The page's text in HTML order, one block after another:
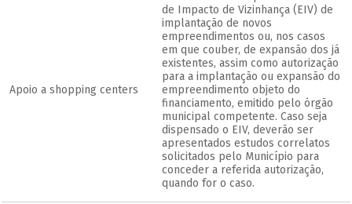
Apoio a shopping centers
de Impacto de Vizinhança (EIV) de
implantação de novos
empreendimentos ou, nos casos
em que couber, de expansão dos já
existentes, assim como autorização
para a implantação ou expansão do
empreendimento objeto do
financiamento, emitido pelo órgão
municipal competente. Caso seja
dispensado o EIV, deverão ser
apresentados estudos correlatos
solicitados pelo Município para
conceder a referida autorização,
quando for o caso.